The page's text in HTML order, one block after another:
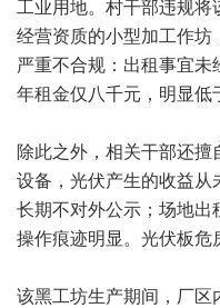
工业用地。村干部违规
经营资质的小型加工作坊
严重不合规：出租事宜
年租金仅八千元，明显低
除此之外，相关干部还
设备，光伏产生的收益从
长期不对外公示；场地出
操作痕迹明显。光伏板危
该黑工坊生产期间，厂区